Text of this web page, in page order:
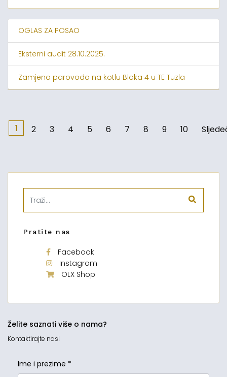
OGLAS ZA POSAO
Eksterni audit 28.10.2025.
Zamjena parovoda na kotlu Bloka 4 u TE Tuzla
1 2 3 4 5 6 7 8 9 10
Pratite nas
Facebook
Instagram
OLX Shop
Želite saznati više o nama?
Kontaktirajte nas!
Ime i prezime *